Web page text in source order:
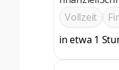
Vollzeit
in etwa 1